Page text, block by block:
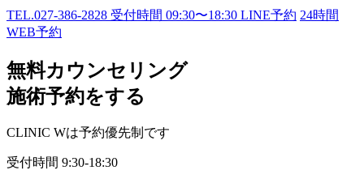
TEL.027-386-2828 受付時間 09:30〜18:30 LINE予約 24時間
WEB予約
無料カウンセリング
施術予約をする
CLINIC Wは予約優先制です
受付時間 9:30-18:30